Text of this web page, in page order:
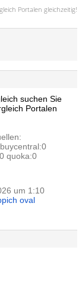
Portalen gleichzeitig!
suchen Sie
Portalen
quoka:0
um 1:10
oval